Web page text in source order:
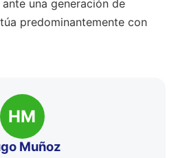
una generación de
predominantemente con
HM
Muñoz